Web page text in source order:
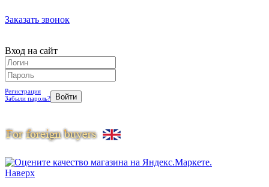
Заказать звонок
Вход на сайт
Регистрация
Забыли пароль?
Наверх